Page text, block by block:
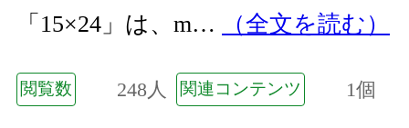
「15×24」は、m… （全文を読む）
閲覧数 248人 関連コンテンツ 1個